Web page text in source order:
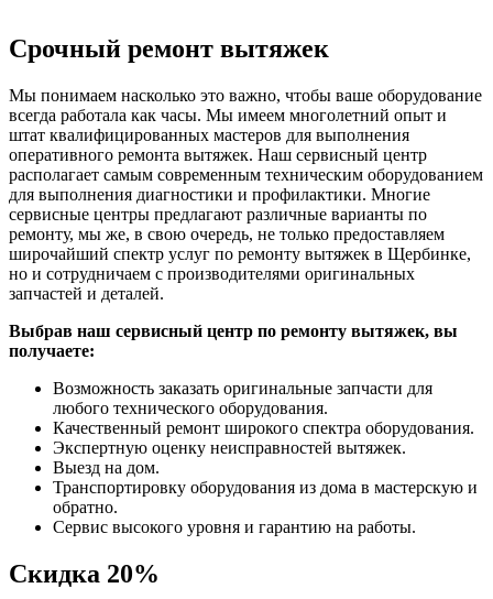
Срочный ремонт вытяжек
Мы понимаем насколько это важно, чтобы ваше оборудование
всегда работала как часы. Мы имеем многолетний опыт и
штат квалифицированных мастеров для выполнения
оперативного ремонта вытяжек. Наш сервисный центр
располагает самым современным техническим оборудованием
для выполнения диагностики и профилактики. Многие
сервисные центры предлагают различные варианты по
ремонту, мы же, в свою очередь, не только предоставляем
широчайший спектр услуг по ремонту вытяжек в Щербинке,
но и сотрудничаем с производителями оригинальных
запчастей и деталей.
Выбрав наш сервисный центр по ремонту вытяжек, вы
получаете:
Возможность заказать оригинальные запчасти для
любого технического оборудования.
Качественный ремонт широкого спектра оборудования.
Экспертную оценку неисправностей вытяжек.
Выезд на дом.
Транспортировку оборудования из дома в мастерскую и
обратно.
Сервис высокого уровня и гарантию на работы.
Скидка 20%